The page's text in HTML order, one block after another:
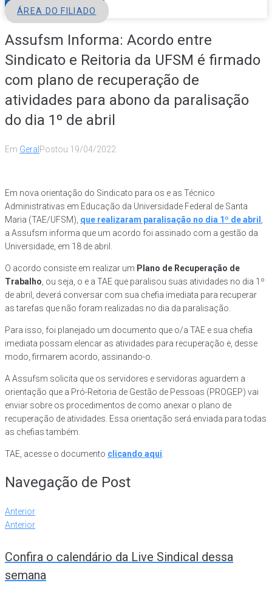
ÁREA DO FILIADO
Assufsm Informa: Acordo entre
Sindicato e Reitoria da UFSM é firmado
com plano de recuperação de
atividades para abono da paralisação
do dia 1º de abril
Em Geral Postou 19/04/2022
Em nova orientação do Sindicato para os e as Técnico
Administrativas em Educação da Universidade Federal de Santa
Maria (TAE/UFSM), que realizaram paralisação no dia 1º de abril
a Assufsm informa que um acordo foi assinado com a gestão da
Universidade, em 18 de abril.
O acordo consiste em realizar um Plano de Recuperação de
Trabalho , ou seja, o e a TAE que paralisou suas atividades no dia 1º
de abril, deverá conversar com sua chefia imediata para recuperar
as tarefas que não foram realizadas no dia da paralisação.
Para isso, foi planejado um documento que o/a TAE e sua chefia
imediata possam elencar as atividades para recuperação e, desse
modo, firmarem acordo, assinando-o.
A Assufsm solicita que os servidores e servidoras aguardem a
orientação que a Pró-Reitoria de Gestão de Pessoas (PROGEP) vai
enviar sobre os procedimentos de como anexar o plano de
recuperação de atividades. Essa orientação será enviada para todas
as chefias também.
TAE, acesse o documento clicando aqui
Navegação de Post
Anterior
Anterior
Confira o calendário da Live Sindical dessa
semana